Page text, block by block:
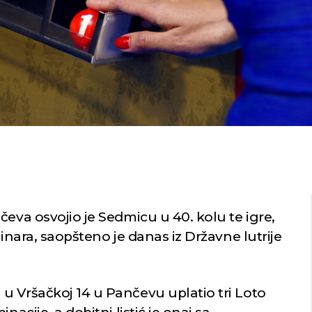
osvojio je Sedmicu u 40. kolu te igre,
saopšteno je danas iz Državne lutrije
Vršačkoj 14 u Pančevu uplatio tri Loto